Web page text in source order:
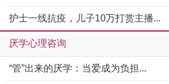
护士一线抗疫，儿子10万打赏主播...
厌学心理咨询
“管”出来的厌学：当爱成为负担...